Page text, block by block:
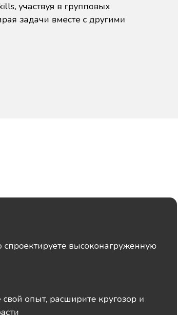
участвуя в групповых
задачи вместе с другими
спроектируете высоконагруженную
свой опыт, расширите кругозор и